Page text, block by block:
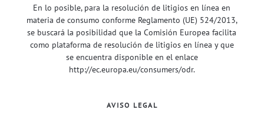
En lo posible, para la resolución de litigios en línea en
materia de consumo conforme Reglamento (UE) 524/2013,
se buscará la posibilidad que la Comisión Europea facilita
como plataforma de resolución de litigios en línea y que
se encuentra disponible en el enlace
http://ec.europa.eu/consumers/odr.
AVISO LEGAL